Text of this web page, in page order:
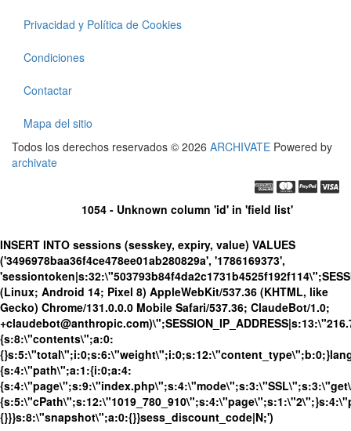
Privacidad y Política de Cookies
Condiciones
Contactar
Mapa del sitio
Todos los derechos reservados © 2026 ARCHIVATE Powered by
archivate
1054 - Unknown column 'id' in 'field list'
INSERT INTO sessions (sesskey, expiry, value) VALUES
('3496978baa36f4ce478ee01ab280829a', '1786169373',
(Linux; Android 14; Pixel 8) AppleWebKit/537.36 (KHTML, like
Gecko) Chrome/131.0.0.0 Mobile Safari/537.36; ClaudeBot/1.0;
{s:8:\"contents\";a:0:
{s:4:\"path\";a:1:{i:0;a:4:
{}}}s:8:\"snapshot\";a:0:{}}sess_discount_code|N;')